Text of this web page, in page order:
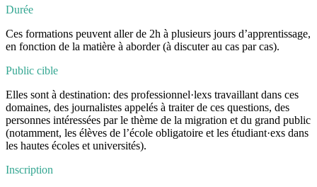
Durée
Ces formations peuvent allerde 2h à plusieurs jours d’apprentissage,
en fonction de la matière à aborder (à discuter au cas par cas).
Public cible
Elles sont à destination: des professionnel·lexs travaillant dans ces
domaines, des journalistes appelés à traiter de ces questions, des
personnes intéressées par le thème de la migration et du grand public
(notamment, les élèves de l’école obligatoire et les étudiant·exs dans
les hautes écoles et universités).
Inscription